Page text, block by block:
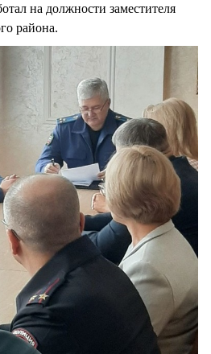
на должности заместителя
района.